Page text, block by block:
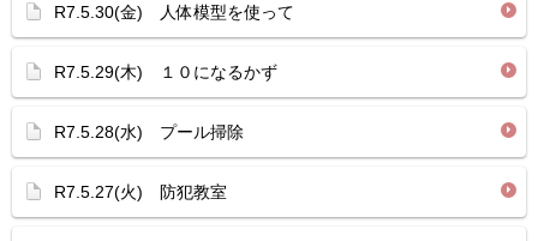
R7.5.30(金) 人体模型を使って
R7.5.29(木) １０になるかず
R7.5.28(水) プール掃除
R7.5.27(火) 防犯教室